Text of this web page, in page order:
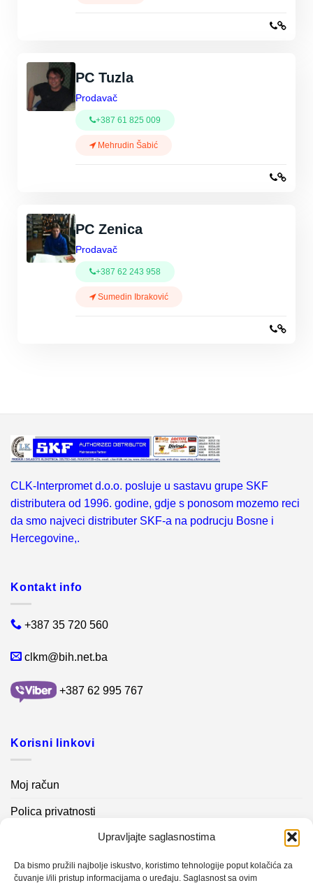
Upravljajte saglasnostima
Da bismo pružili najbolje iskustvo, koristimo tehnologije poput kolačića za
čuvanje i/ili pristup informacijama o uređaju. Saglasnost sa ovim
PC Tuzla
Prodavač
+387 61 825 009
Mehrudin Šabić
PC Zenica
Prodavač
+387 62 243 958
Sumedin Ibraković
CLK-Interpromet d.o.o. posluje u sastavu grupe SKF
distributera od 1996. godine, gdje s ponosom mozemo reci
da smo najveci distributer SKF-a na podrucju Bosne i
Hercegovine,.
Kontakt info
+387 35 720 560
clkm@bih.net.ba
+387 62 995 767
Korisni linkovi
Moj račun
Polica privatnosti
Kontakt info